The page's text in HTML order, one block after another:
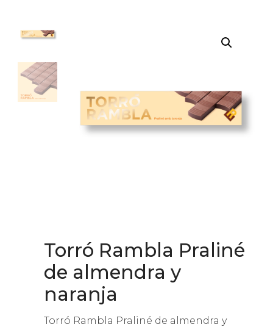
Torró Rambla Praliné
de almendra y
naranja
Torró Rambla Praliné de almendra y